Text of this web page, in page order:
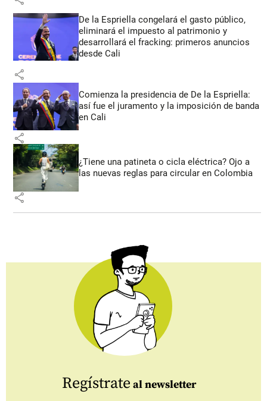
De la Espriella congelará el gasto público,
eliminará el impuesto al patrimonio y
desarrollará el fracking: primeros anuncios
desde Cali
share
Comienza la presidencia de De la Espriella:
así fue el juramento y la imposición de banda
en Cali
share
¿Tiene una patineta o cicla eléctrica? Ojo a
las nuevas reglas para circular en Colombia
share
Regístrate al newsletter